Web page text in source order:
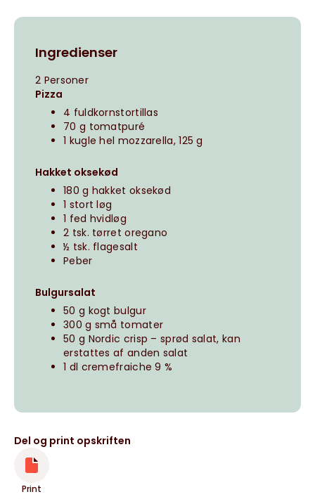
Ingredienser
2 Personer
Pizza
4 fuldkornstortillas
70 g tomatpuré
1 kugle hel mozzarella, 125 g
Hakket oksekød
180 g hakket oksekød
1 stort løg
1 fed hvidløg
2 tsk. tørret oregano
½ tsk. flagesalt
Peber
Bulgursalat
50 g kogt bulgur
300 g små tomater
50 g Nordic crisp – sprød salat, kan
erstattes af anden salat
1 dl cremefraiche 9 %
Del og print opskriften
Print